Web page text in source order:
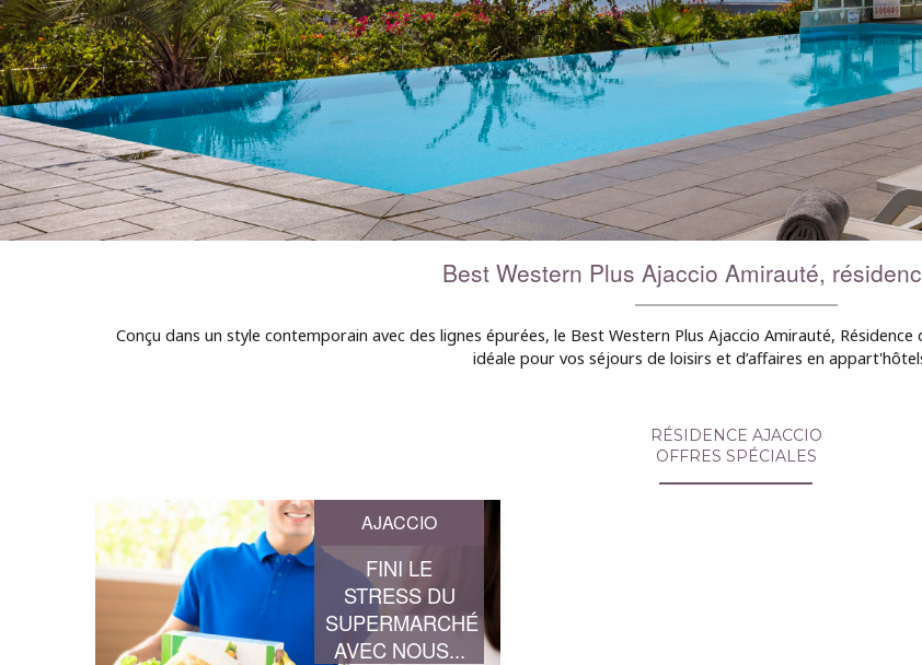
Best Western Plus Ajaccio Amirauté,
Conçu dans un style contemporain avec des lignes épurées, le Best Western Plus Ajaccio Amirauté,
idéale pour vos séjours de loisirs et d’affaires en
RÉSIDENCE AJACCIO
OFFRES SPÉCIALES
AJACCIO
FINI LE
STRESS DU
SUPERMARCHÉ
AVEC NOUS...